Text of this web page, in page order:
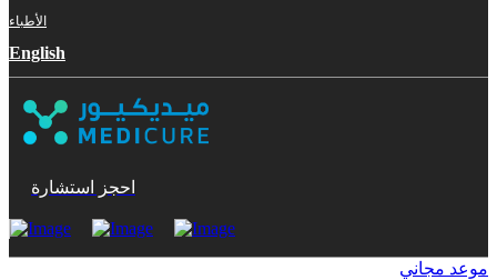
الأطباء
English
احجز استشارة
موعد مجاني